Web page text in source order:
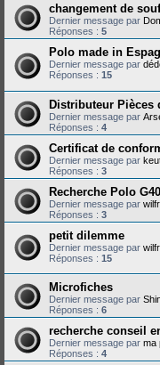
changement de
Dernier message par
Réponses : 5
Polo made in
Dernier message par
Réponses : 15
Distributeur Pièces
Dernier message par
Réponses : 4
Certificat de
Dernier message par
Réponses : 3
Recherche Polo
Dernier message par
Réponses : 3
petit dilemme
Dernier message par
Réponses : 15
Microfiches
Dernier message par
Réponses : 6
recherche conseil
Dernier message par ma
Réponses : 4